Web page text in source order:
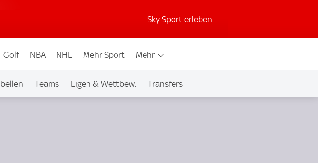
Sky Sport erleben
Golf NBA NHL Mehr Sport Mehr
Teams Ligen & Wettbew. Transfers